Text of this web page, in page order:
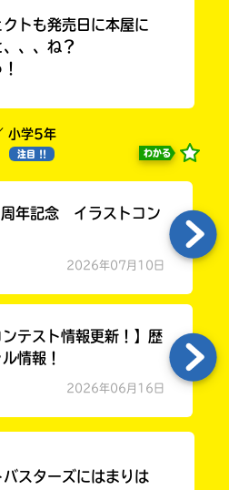
トも発売日に本屋に
、、ね？
小学5年
注目 !! わかる
周年記念 イラストコン
2026年07月10日
テスト情報更新！】歴
情報！
2026年06月16日
スターズにはまりは